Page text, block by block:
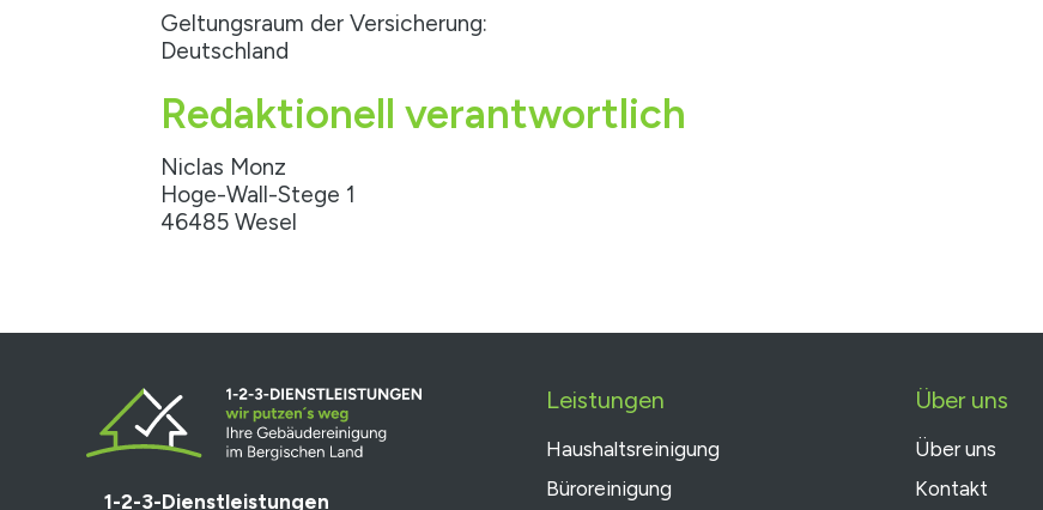
Geltungsraum der Versicherung:
Deutschland
Redaktionell verantwortlich
Niclas Monz
Hoge-Wall-Stege 1
46485 Wesel
1-2-3-Dienstleistungen
Leistungen
Haushaltsreinigung
Büroreinigung
Über uns
Über uns
Kontakt